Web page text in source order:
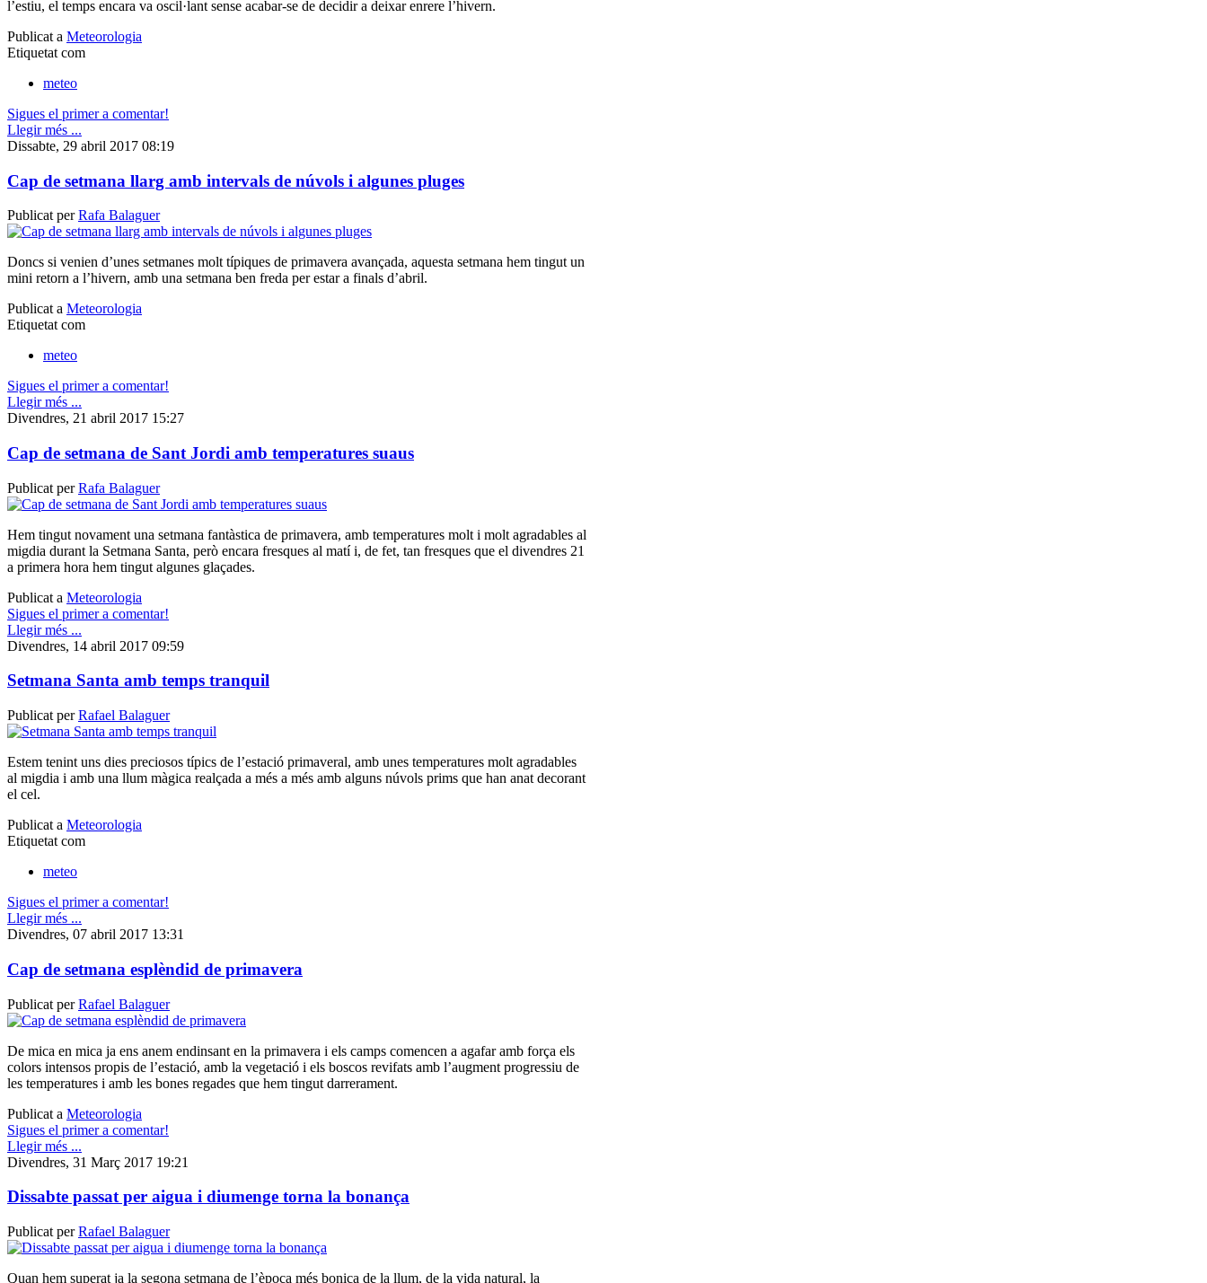
l’estiu, el temps encara va oscil·lant sense acabar-se de decidir a deixar enrere l’hivern.
Publicat a Meteorologia
Etiquetat com
meteo
Sigues el primer a comentar!
Llegir més ...
Dissabte, 29 abril 2017 08:19
Cap de setmana llarg amb intervals de núvols i algunes pluges
Publicat perRafa Balaguer
Doncs si venien d’unes setmanes molt típiques de primavera avançada, aquesta setmana hem tingut un
mini retorn a l’hivern, amb una setmana ben freda per estar a finals d’abril.
Publicat a Meteorologia
Etiquetat com
meteo
Sigues el primer a comentar!
Llegir més ...
Divendres, 21 abril 2017 15:27
Cap de setmana de Sant Jordi amb temperatures suaus
Publicat perRafa Balaguer
Hem tingut novament una setmana fantàstica de primavera, amb temperatures molt i molt agradables al
migdia durant la Setmana Santa, però encara fresques al matí i, de fet, tan fresques que el divendres 21
a primera hora hem tingut algunes glaçades.
Publicat a Meteorologia
Sigues el primer a comentar!
Llegir més ...
Divendres, 14 abril 2017 09:59
Setmana Santa amb temps tranquil
Publicat perRafael Balaguer
Estem tenint uns dies preciosos típics de l’estació primaveral, amb unes temperatures molt agradables
al migdia i amb una llum màgica realçada a més a més amb alguns núvols prims que han anat decorant
el cel.
Publicat a Meteorologia
Etiquetat com
meteo
Sigues el primer a comentar!
Llegir més ...
Divendres, 07 abril 2017 13:31
Cap de setmana esplèndid de primavera
Publicat perRafael Balaguer
De mica en mica ja ens anem endinsant en la primavera i els camps comencen a agafar amb força els
colors intensos propis de l’estació, amb la vegetació i els boscos revifats amb l’augment progressiu de
les temperatures i amb les bones regades que hem tingut darrerament.
Publicat a Meteorologia
Sigues el primer a comentar!
Llegir més ...
Divendres, 31 Març 2017 19:21
Dissabte passat per aigua i diumenge torna la bonança
Publicat perRafael Balaguer
Quan hem superat ja la segona setmana de l’època més bonica de la llum, de la vida natural, la